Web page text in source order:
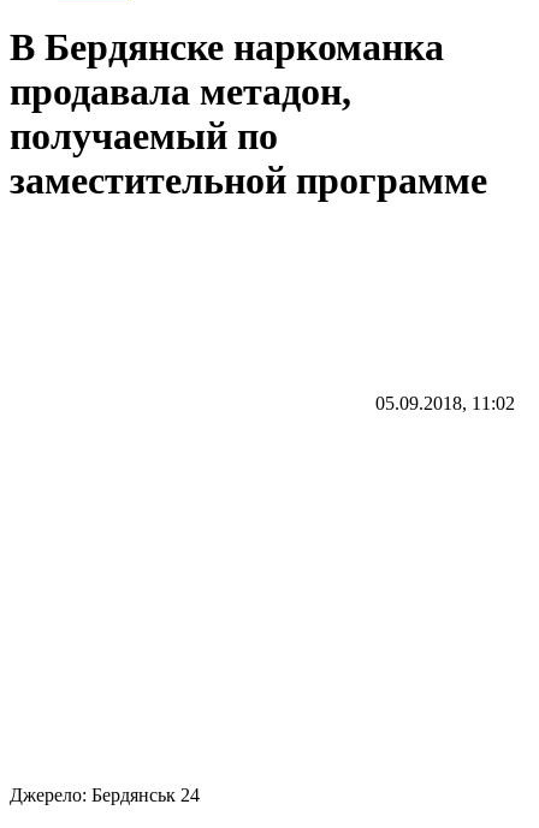
В Бердянске наркоманка
продавала метадон,
получаемый по
заместительной программе
05.09.2018, 11:02
Джерело: Бердянськ 24